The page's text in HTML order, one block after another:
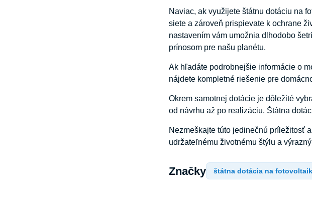
Naviac, ak využijete štátnu dotáciu na
siete a zároveň prispievate k ochrane
nastavením vám umožnia dlhodobo
prínosom pre našu planétu.
Ak hľadáte podrobnejšie informácie o
nájdete kompletné riešenie pre
Okrem samotnej dotácie je dôležité
od návrhu až po realizáciu. Štátna
Nezmeškajte túto jedinečnú príležitosť
udržateľnému životnému štýlu a
Značky štátna dotácia na